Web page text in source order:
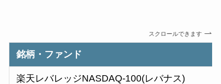
スクロールできます
銘柄・ファンド
楽天レバレッジNASDAQ-100(レバナス)